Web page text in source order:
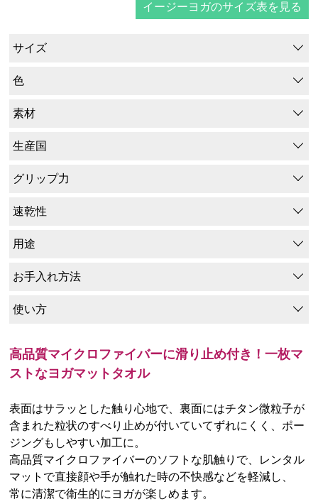
イージーヨガのサイズ表を見る
サイズ
色
素材
生産国
グリップ力
速乾性
用途
お手入れ方法
使い方
高品質マイクロファイバーに滑り止め付き！一枚マ
ストなヨガマットタオル
表面はサラッとした触り心地で、裏面にはチタン微粒子が
含まれた粒状のすべり止めが付いていてずれにくく、ポー
ジングもしやすい加工に。
高品質マイクロファイバーのソフトな肌触りで、レンタル
マットで直接顔や手が触れた時の不快感などを軽減し、
常に清潔で衛生的にヨガが楽しめます。